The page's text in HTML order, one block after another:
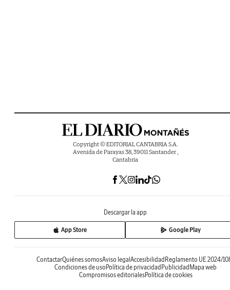
Copyright © EDITORIAL CANTABRIA S.A.
Avenida de Parayas 38, 39011 Santander ,
Cantabria
Descargar la app
App Store Google Play
ContactarQuiénes somosAviso legalAccesibilidadReglamento UE 2024/
Condiciones de usoPolítica de privacidadPublicidadMapa web
Compromisos editorialesPolítica de cookies